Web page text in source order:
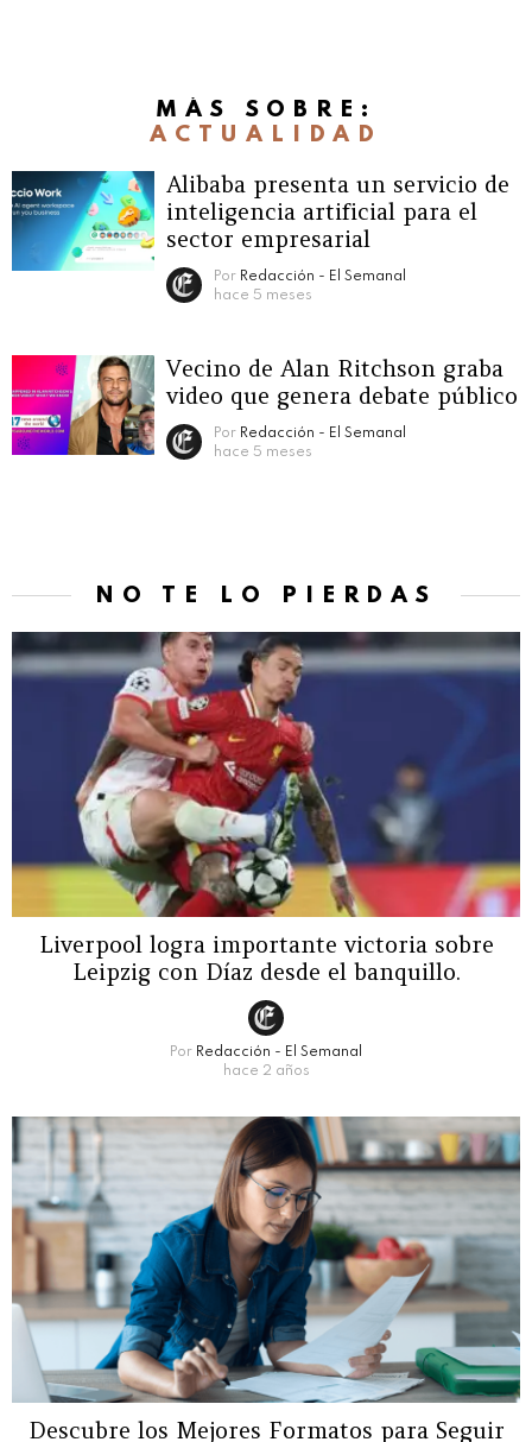
MÁS SOBRE:
ACTUALIDAD
Alibaba presenta un servicio de
inteligencia artificial para el
sector empresarial
Por Redacción - El Semanal
hace 5 meses
Vecino de Alan Ritchson graba
video que genera debate público
Por Redacción - El Semanal
hace 5 meses
NO TE LO PIERDAS
Liverpool logra importante victoria sobre
Leipzig con Díaz desde el banquillo.
Por Redacción - El Semanal
hace 2 años
Descubre los Mejores Formatos para Seguir